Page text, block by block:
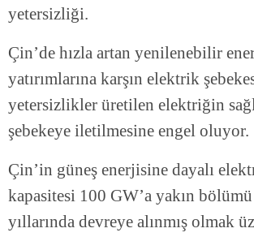
yetersizliği.
Çin’de hızla artan yenilenebilir
yatırımlarına karşın elektrik
yetersizlikler üretilen elektriğin
şebekeye iletilmesine engel oluyor.
Çin’in güneş enerjisine dayalı
kapasitesi 100 GW’a yakın
yıllarında devreye alınmış olmak